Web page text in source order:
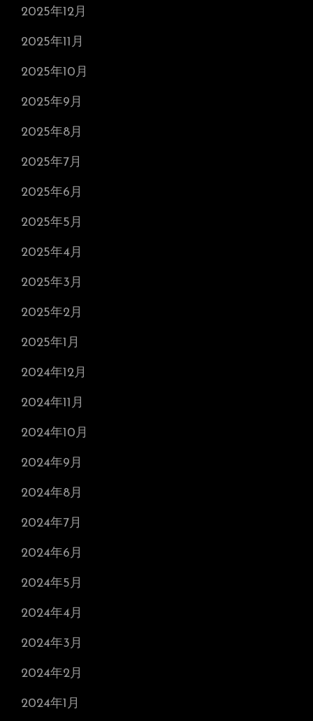
2025年12月
2025年11月
2025年10月
2025年9月
2025年8月
2025年7月
2025年6月
2025年5月
2025年4月
2025年3月
2025年2月
2025年1月
2024年12月
2024年11月
2024年10月
2024年9月
2024年8月
2024年7月
2024年6月
2024年5月
2024年4月
2024年3月
2024年2月
2024年1月